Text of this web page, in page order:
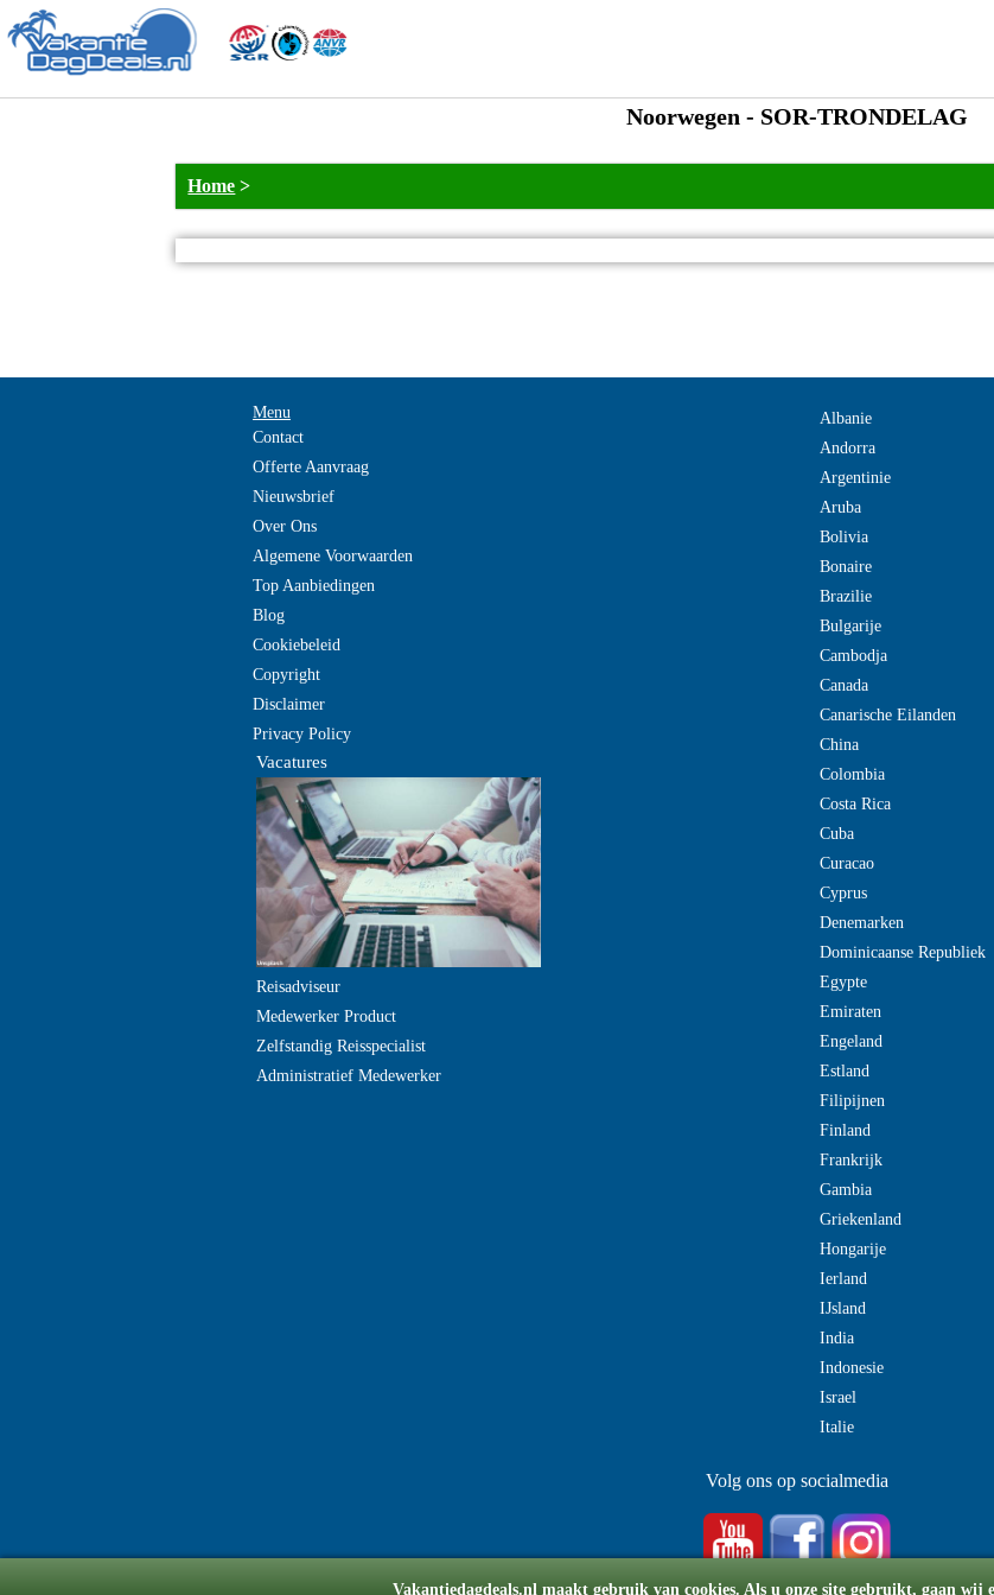
Vakantiedagdeals.nl maakt gebruik van cookies. Als u onze site gebruikt, gaan
Noorwegen - SOR-TRONDELAG
Home >
Menu
Contact
Offerte Aanvraag
Nieuwsbrief
Over Ons
Algemene Voorwaarden
Top Aanbiedingen
Blog
Cookiebeleid
Copyright
Disclaimer
Privacy Policy
Vacatures
Reisadviseur
Medewerker Product
Zelfstandig Reisspecialist
Administratief Medewerker
Albanie
Andorra
Argentinie
Aruba
Bolivia
Bonaire
Brazilie
Bulgarije
Cambodja
Canada
Canarische Eilanden
China
Colombia
Costa Rica
Cuba
Curacao
Cyprus
Denemarken
Dominicaanse Republiek
Egypte
Emiraten
Engeland
Estland
Filipijnen
Finland
Frankrijk
Gambia
Griekenland
Hongarije
Ierland
IJsland
India
Indonesie
Israel
Italie
Volg ons op socialmedia